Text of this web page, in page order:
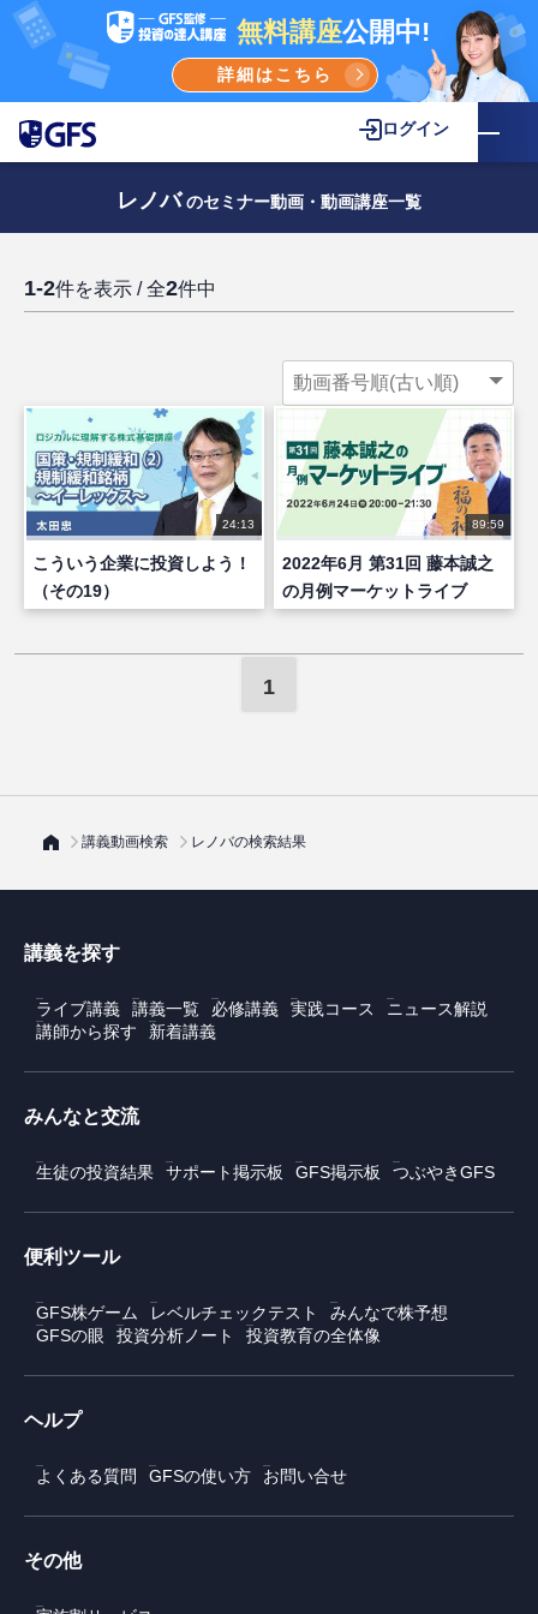
無料講座公開中!
詳細はこちら
ログイン
レノバ のセミナー動画・動画講座一覧
1-2件を表示 / 全2件中
24:13
こういう企業に投資しよう！
（その19）
89:59
2022年6月 第31回 藤本誠之
の月例マーケットライブ
1
講義動画検索 レノバの検索結果
講義を探す
ライブ講義 講義一覧 必修講義 実践コース
ニュース解説
講師から探す
新着講義
みんなと交流
生徒の投資結果 サポート掲示板 GFS掲示板 つぶやきGFS
便利ツール
GFS株ゲーム レベルチェックテスト
みんなで株予想
GFSの眼
投資分析ノート 投資教育の全体像
ヘルプ
よくある質問 GFSの使い方 お問い合せ
その他